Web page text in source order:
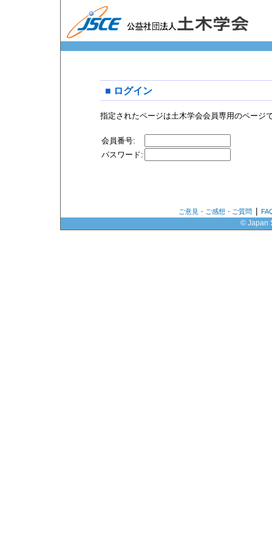
■ ログイン
指定されたページは土木学会会員専用のページ
会員番号:
パスワード:
ご意見・ご感想・ご質問
© Japan